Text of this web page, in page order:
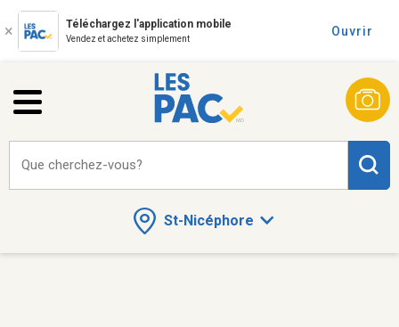
Téléchargez l'application mobile
Vendez et achetez simplement
Ouvrir
St-Nicéphore
Que cherchez-vous?